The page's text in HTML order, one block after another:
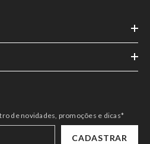
de novidades, promoções e dicas*
CADASTRAR